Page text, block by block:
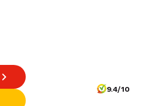
9.4/10